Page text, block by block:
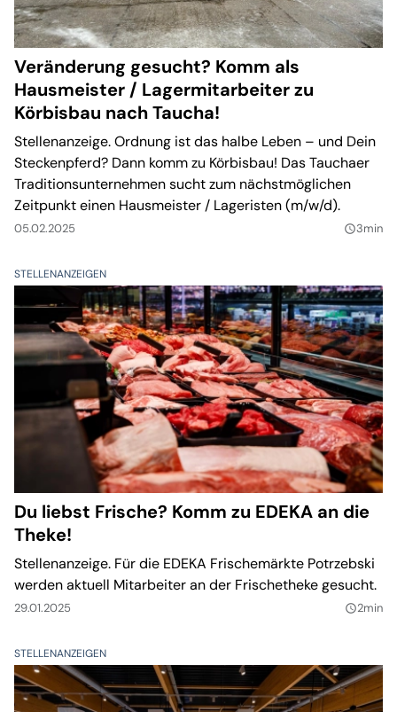
Veränderung gesucht? Komm als
Hausmeister / Lagermitarbeiter zu
Körbisbau nach Taucha!
Stellenanzeige. Ordnung ist das halbe Leben – und Dein
Steckenpferd? Dann komm zu Körbisbau! Das Tauchaer
Traditionsunternehmen sucht zum nächstmöglichen
Zeitpunkt einen Hausmeister / Lageristen (m/w/d).
05.02.2025 query_builder3min
STELLENANZEIGEN
Du liebst Frische? Komm zu EDEKA an die
Theke!
Stellenanzeige. Für die EDEKA Frischemärkte Potrzebski
werden aktuell Mitarbeiter an der Frischetheke gesucht.
29.01.2025 query_builder2min
STELLENANZEIGEN